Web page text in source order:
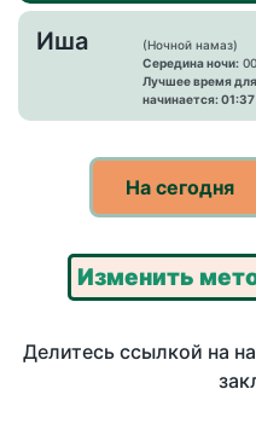
Иша
(Ночной намаз)
Середина ночи:
Лучшее время
начинается: 01:37
На сегодня
Изменить
Делитесь ссылкой на